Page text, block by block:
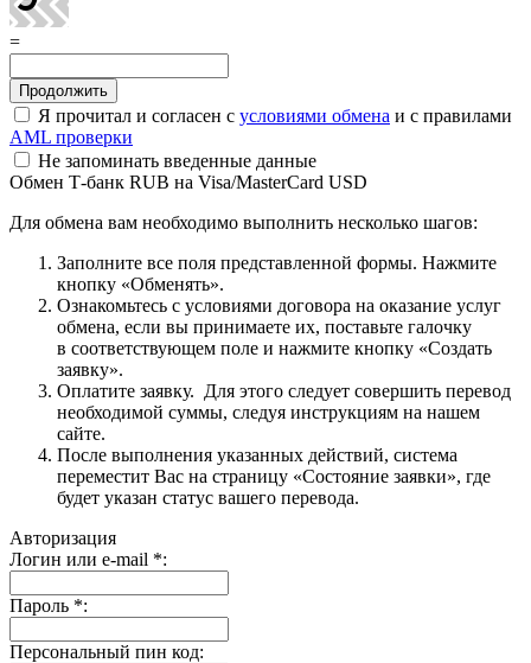
=
Я прочитал и согласен с условиями обмена и с правилами
AML проверки
Не запоминать введенные данные
Обмен Т-банк RUB на Visa/MasterCard USD
Для обмена вам необходимо выполнить несколько шагов:
Заполните все поля представленной формы. Нажмите
кнопку «Обменять».
Ознакомьтесь с условиями договора на оказание услуг
обмена, если вы принимаете их, поставьте галочку
в соответствующем поле и нажмите кнопку «Создать
заявку».
Оплатите заявку. Для этого следует совершить перевод
необходимой суммы, следуя инструкциям на нашем
сайте.
После выполнения указанных действий, система
переместит Вас на страницу «Состояние заявки», где
будет указан статус вашего перевода.
Авторизация
Логин или e-mail *:
Пароль *:
Персональный пин код: